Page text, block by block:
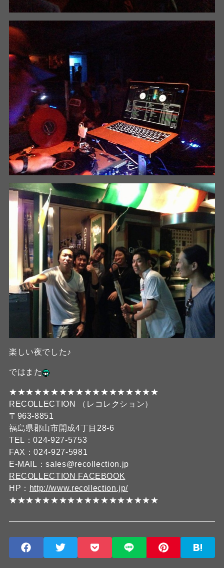
楽しい夜でした♪
ではまた
★★★★★★★★★★★★★★★★★★
RECOLLECTION （レコレクション）
〒963-8851
福島県郡山市開成4丁目28-6
TEL：024-927-5753
FAX：024-927-5981
E-MAIL：sales@recollection.jp
RECOLLECTION FACEBOOK
HP： http://www.recollection.jp/
★★★★★★★★★★★★★★★★★★